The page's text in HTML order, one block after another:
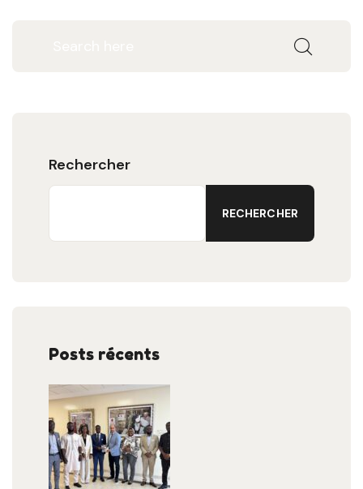
Rechercher
RECHERCHER
Posts récents